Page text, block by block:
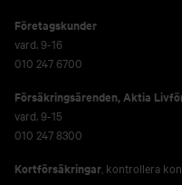
Företagskunder
vard. 9-16
010 247 6700
Försäkringsärenden,Aktia
vard. 9-15
010 247 8300
Kortförsäkringar , kontrollera